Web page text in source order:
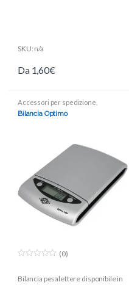
SKU: n/a
Da 1,60€
Accessori per spedizione
Spedizione ed imballo
Bilancia Optimo
u
(0)
Bilancia pesalettere disponibile in